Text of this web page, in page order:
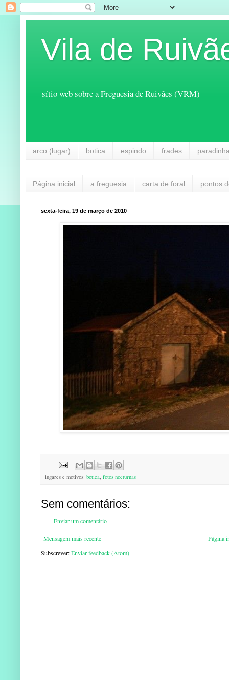
Vila de
sítio web sobre a Freguesia de Ruivães (VRM)
arco (lugar) botica espindo frades
Página inicial a freguesia carta de foral pontos
sexta-feira, 19 de março de 2010
lugares e motivos: botica fotos nocturnas
Sem comentários:
Enviar um comentário
Mensagem mais recente
Página
Subscrever:Enviar feedback (Atom)